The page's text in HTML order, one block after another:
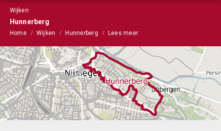
Wijken
Hunnerberg
Home Wijken Hunnerberg Lees meer